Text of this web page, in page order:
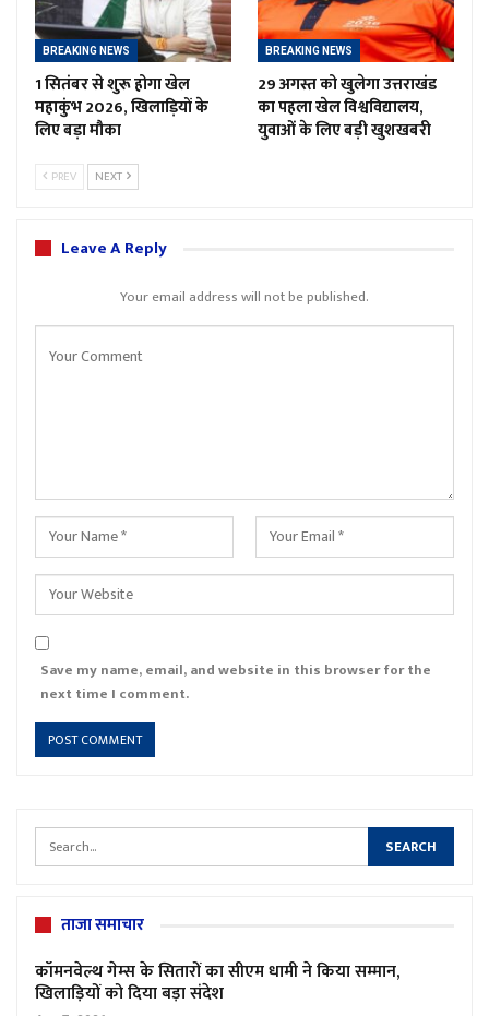
BREAKING NEWS
1 सितंबर से शुरू होगा खेल
महाकुंभ 2026, खिलाड़ियों के
लिए बड़ा मौका
BREAKING NEWS
29 अगस्त को खुलेगा उत्तराखंड
का पहला खेल विश्वविद्यालय,
युवाओं के लिए बड़ी खुशखबरी
PREV NEXT
Leave A Reply
Your email address will not be published.
Save my name, email, and website in this browser for the
next time I comment.
ताजा समाचार
कॉमनवेल्थ गेम्स के सितारों का सीएम धामी ने किया सम्मान,
खिलाड़ियों को दिया बड़ा संदेश